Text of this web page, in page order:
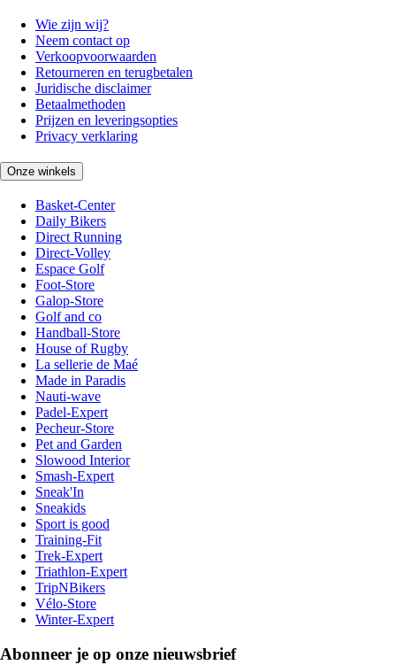
Wie zijn wij?
Neem contact op
Verkoopvoorwaarden
Retourneren en terugbetalen
Juridische disclaimer
Betaalmethoden
Prijzen en leveringsopties
Privacy verklaring
Onze winkels
Basket-Center
Daily Bikers
Direct Running
Direct-Volley
Espace Golf
Foot-Store
Galop-Store
Golf and co
Handball-Store
House of Rugby
La sellerie de Maé
Made in Paradis
Nauti-wave
Padel-Expert
Pecheur-Store
Pet and Garden
Slowood Interior
Smash-Expert
Sneak'In
Sneakids
Sport is good
Training-Fit
Trek-Expert
Triathlon-Expert
TripNBikers
Vélo-Store
Winter-Expert
Abonneer je op onze nieuwsbrief